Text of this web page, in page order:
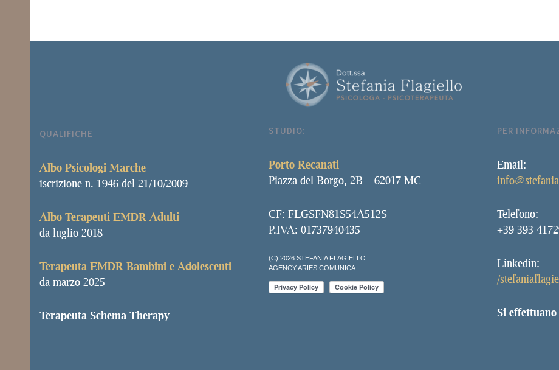
QUALIFICHE
Albo Psicologi Marche
iscrizione n. 1946 del 21/10/2009
Albo Terapeuti EMDR Adulti
da luglio 2018
Terapeuta EMDR Bambini e Adolescenti
da marzo 2025
Terapeuta Schema Therapy
STUDIO:
Porto Recanati
Piazza del Borgo, 2B – 62017 MC
CF: FLGSFN81S54A512S
P.IVA: 01737940435
(C) 2026 STEFANIA FLAGIELLO
AGENCY ARIES COMUNICA
PER
Email:
Telefono:
+39 393
Linkedin:
/
Si